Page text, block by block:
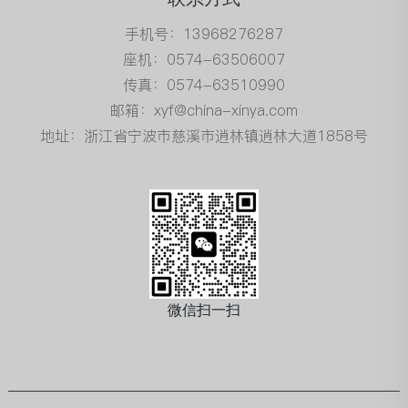
手机号：13968276287
座机：0574-63506007
传真：0574-63510990
邮箱：xyf@china-xinya.com
地址：浙江省宁波市慈溪市逍林镇逍林大道1858号
微信扫一扫